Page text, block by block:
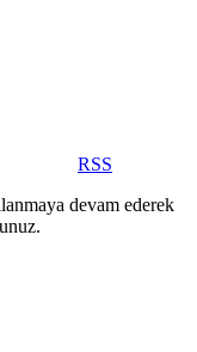
RSS
devam ederek